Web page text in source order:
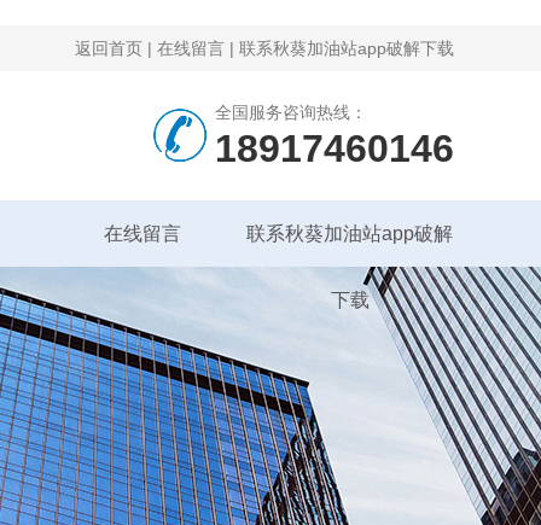
返回首页 | 在线留言 | 联系秋葵加油站app破解下载
全国服务咨询热线：
18917460146
在线留言 联系秋葵加油站app破解
下载